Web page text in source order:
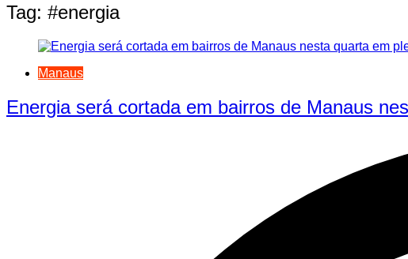
Tag: #energia
Manaus
Energia será cortada em bairros de Manaus